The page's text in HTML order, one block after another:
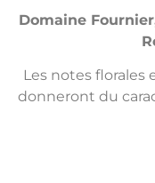
Domaine
Les notes florales
donneront du